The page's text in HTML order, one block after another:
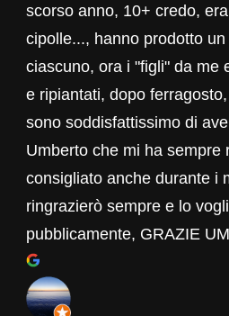
scorso anno, 10+ credo,
cipolle..., hanno prodotto
ciascuno, ora i "figli" da me
e ripiantati, dopo
sono soddisfattissimo di
Umberto che mi ha sempre
consigliato anche durante i
ringrazierò sempre e lo
pubblicamente, GRAZIE